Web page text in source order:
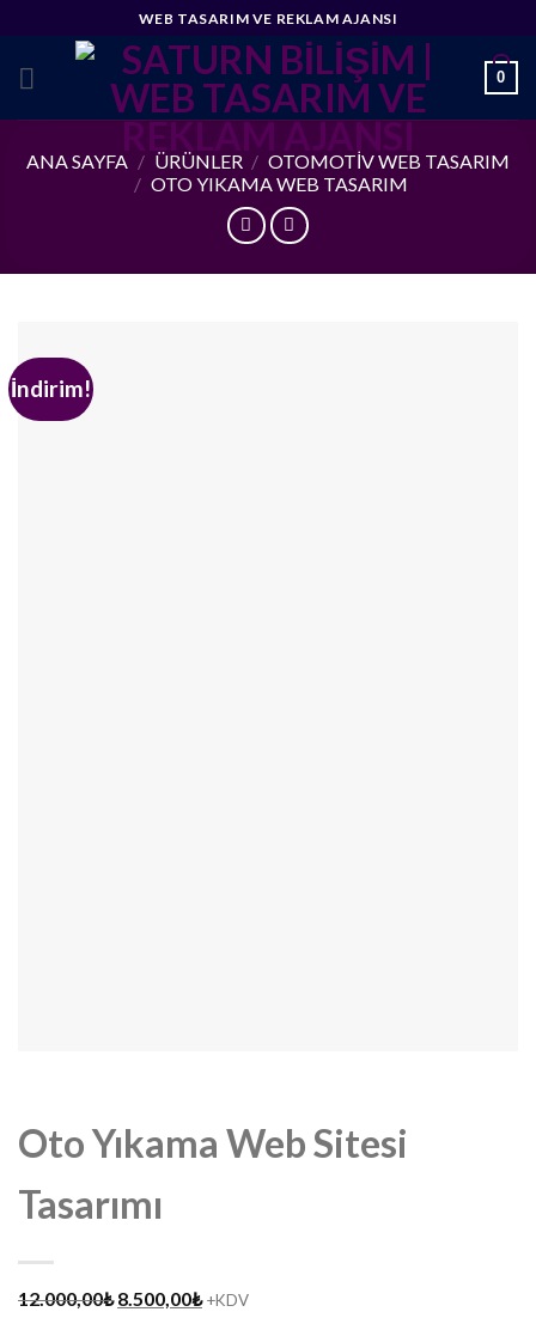
content
WEB TASARIM VE REKLAM AJANSI
0
ANA SAYFA / ÜRÜNLER / OTOMOTIV WEB TASARIM
/ OTO YIKAMA WEB TASARIM
İndirim!
Oto Yıkama Web Sitesi
Tasarımı
12.000,00₺ Orijinal
8.500,00₺Şu
+KDV